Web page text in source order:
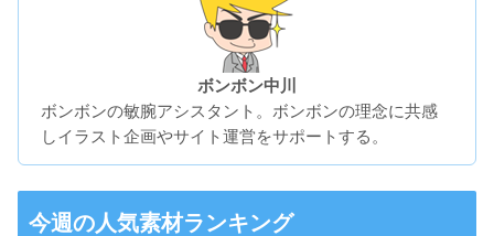
ボンボン中川
ボンボンの敏腕アシスタント。ボンボンの理念に共感
しイラスト企画やサイト運営をサポートする。
今週の人気素材ランキング